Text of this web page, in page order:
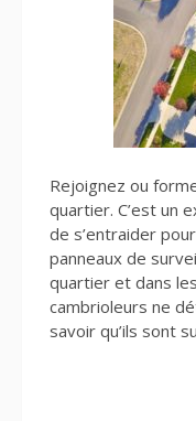
Rejoignez ou
quartier. C’est un
de s’entraider
panneaux de
quartier et dans
cambrioleurs ne
savoir qu’ils sont